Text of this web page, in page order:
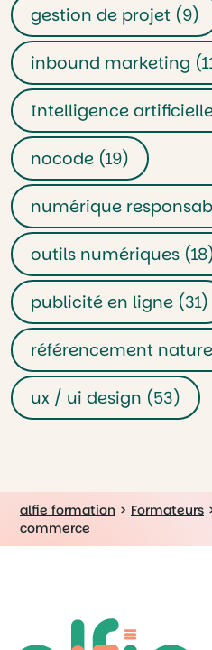
gestion de projet (9)
inbound marketing
Intelligence
nocode (19)
numérique
outils numériques
publicité en ligne (31)
référencement
ux / ui design (53)
alfie formation > Formateurs
commerce